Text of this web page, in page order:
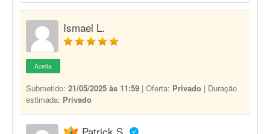
Ismael L.
Aceita
Submetido: 21/05/2025 às 11:59 | Oferta: Privado | Duração
estimada: Privado